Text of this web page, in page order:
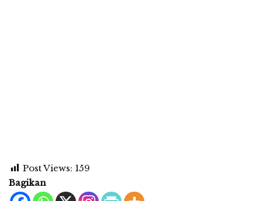
Post Views: 159
Bagikan